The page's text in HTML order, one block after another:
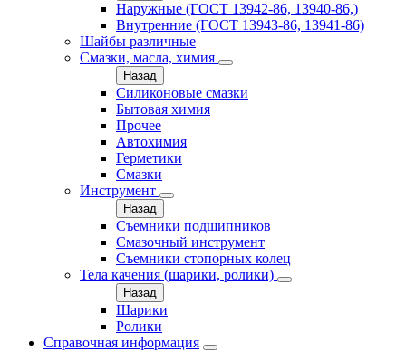
Наружные (ГОСТ 13942-86, 13940-86,)
Внутренние (ГОСТ 13943-86, 13941-86)
Шайбы различные
Смазки, масла, химия
Назад
Силиконовые смазки
Бытовая химия
Прочее
Автохимия
Герметики
Смазки
Инструмент
Назад
Съемники подшипников
Смазочный инструмент
Съемники стопорных колец
Тела качения (шарики, ролики)
Назад
Шарики
Ролики
Справочная информация